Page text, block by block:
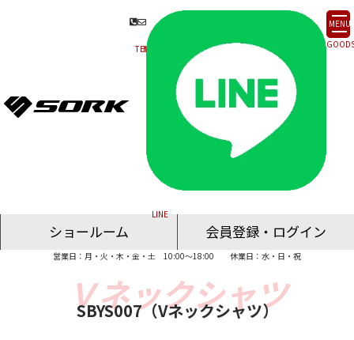
MENU
ショールーム
会員登録・ログイン
営業日：月・火・木・金・土 10:00～18:00 休業日：水・日・祝
SBYS007（Vネックシャツ）